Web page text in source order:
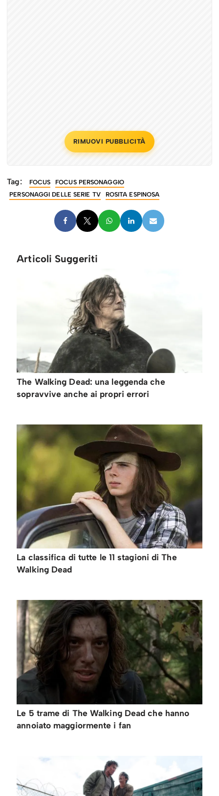
RIMUOVI PUBBLICITÀ
Tag: FOCUS
FOCUS PERSONAGGIO
PERSONAGGI DELLE SERIE TV
ROSITA ESPINOSA
Articoli Suggeriti
The Walking Dead: una leggenda che
sopravvive anche ai propri errori
La classifica di tutte le 11 stagioni di The
Walking Dead
Le 5 trame di The Walking Dead che hanno
annoiato maggiormente i fan